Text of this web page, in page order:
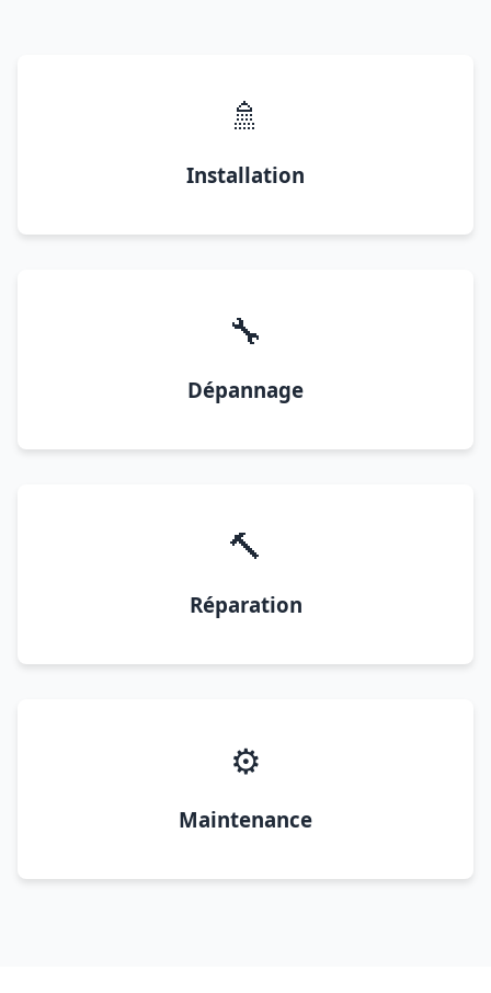
🚿
Installation
🔧
Dépannage
🔨
Réparation
⚙️
Maintenance